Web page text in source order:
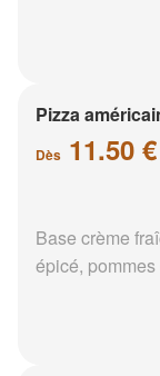
Pizza
Dès 11.50 €
Base crème
épicé,